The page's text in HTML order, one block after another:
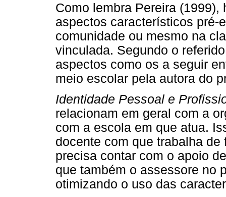
Como lembra Pereira
aspectos característicos pré-
comunidade ou mesmo na
vinculada. Segundo o
aspectos como os a seguir
meio escolar pela autora do
Identidade Pessoal e
relacionam em geral com a
com a escola em que atua.
docente com que trabalha
precisa contar com o apoio
que também o assessore no
otimizando o uso das